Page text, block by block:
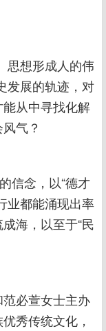
思想形成人的伟
发展的轨迹，对
从中寻找化解
气？
信念，以“德才
业都能涌现出率
海，以至于“民
必萱女士主办
秀传统文化，